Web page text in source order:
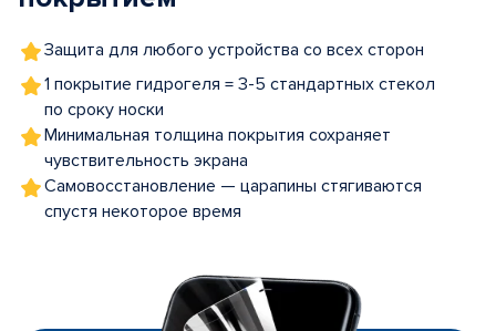
Защита для любого устройства со всех сторон
1 покрытие гидрогеля = 3-5 стандартных стекол
по сроку носки
Минимальная толщина покрытия сохраняет
чувствительность экрана
Самовосстановление — царапины стягиваются
спустя некоторое время